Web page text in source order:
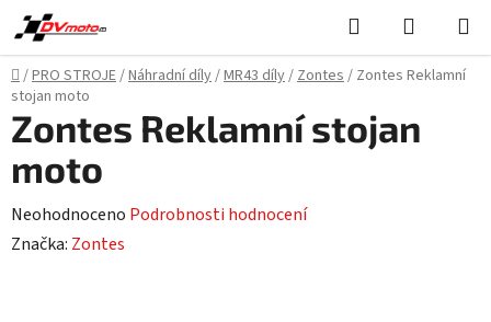
Přejít
na
obsah
Hledat
KOŠÍK
Domů
/PRO STROJE/Náhradní díly/MR43 díly/Zontes/ Zontes Reklamní
stojan moto
Zontes Reklamní stojan
moto
Průměrné
hodnocení
Neohodnoceno Podrobnosti hodnocení
Značka: Zontes